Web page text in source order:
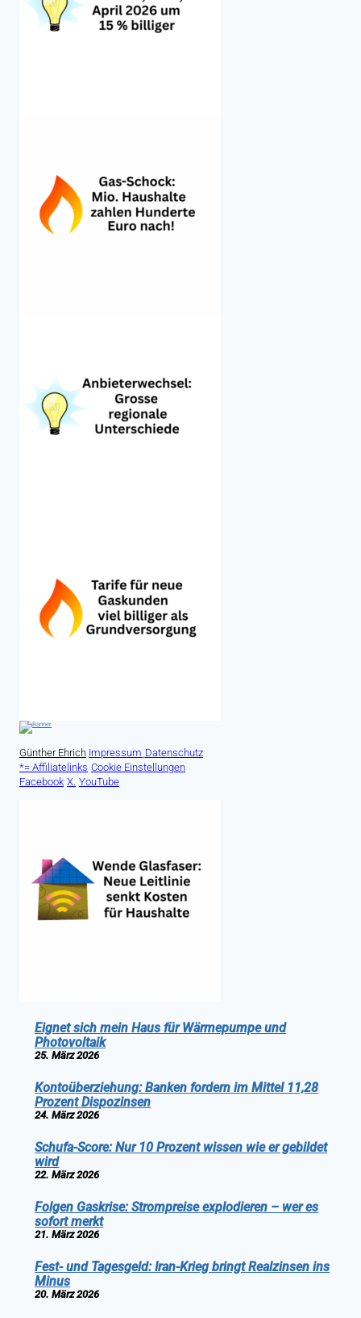
Günther Ehrich Impressum Datenschutz
*= Affiliatelinks Cookie Einstellungen
Facebook X. YouTube
Eignet sich mein Haus für Wärmepumpe und
Photovoltaik
25. März 2026
Kontoüberziehung: Banken fordern im Mittel 11,28
Prozent Dispozinsen
24. März 2026
Schufa-Score: Nur 10 Prozent wissen wie er gebildet
wird
22. März 2026
Folgen Gaskrise: Strompreise explodieren – wer es
sofort merkt
21. März 2026
Fest- und Tagesgeld: Iran-Krieg bringt Realzinsen ins
Minus
20. März 2026